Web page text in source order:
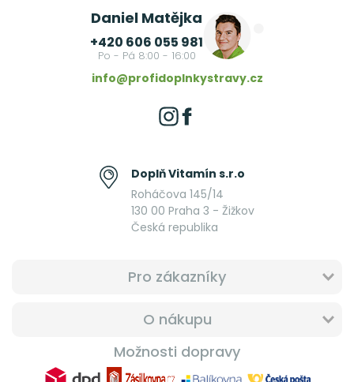
Daniel Matějka
+420 606 055 981
Po - Pá 8:00 - 16:00
info@profidoplnkystravy.cz
Doplň Vitamín s.r.o
Roháčova 145/14
130 00 Praha 3 - Žižkov
Česká republika
Pro zákazníky
O nákupu
Možnosti dopravy